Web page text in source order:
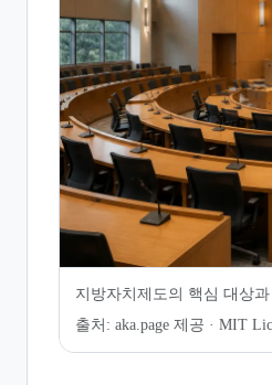
지방자치제도의 핵심 대상
출처: aka.page 제공 · MIT
지방자치제도의 한계와 과제
같이 보기
관련 문서